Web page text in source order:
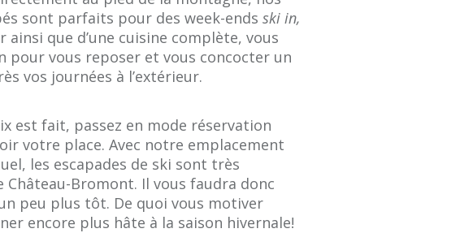
sont parfaits pour des week-endsski in,
ainsi que d’une cuisine complète, vous
pour vous reposer et vous concocter un
vos journées à l’extérieur.
est fait, passez en mode réservation
votre place. Avec notre emplacement
les escapades de ski sont très
Château-Bromont. Il vous faudra donc
peu plus tôt. De quoi vous motiver
encore plus hâte à la saison hivernale!